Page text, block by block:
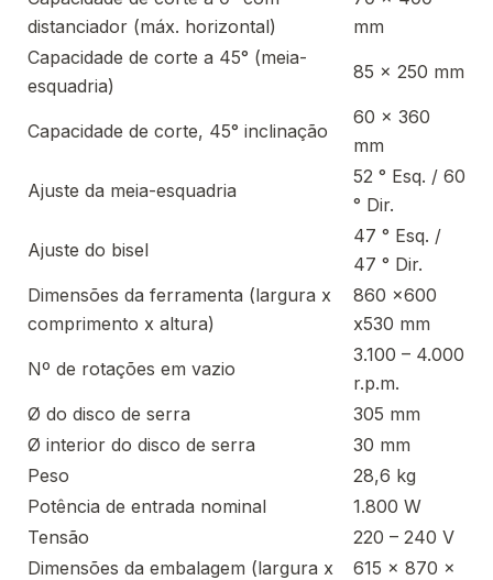
distanciador (máx. horizontal)
mm
Capacidade de corte a 45° (meia-
esquadria)
85 x 250 mm
Capacidade de corte, 45° inclinação
60 x 360
mm
Ajuste da meia-esquadria
52 ° Esq. / 60
° Dir.
Ajuste do bisel
47 ° Esq. /
47 ° Dir.
Dimensões da ferramenta (largura x
comprimento x altura)
860 x600
x530 mm
Nº de rotações em vazio
3.100 – 4.000
r.p.m.
Ø do disco de serra
305 mm
Ø interior do disco de serra
30 mm
Peso
28,6 kg
Potência de entrada nominal
1.800 W
Tensão
220 – 240 V
Dimensões da embalagem (largura x
615 x 870 x